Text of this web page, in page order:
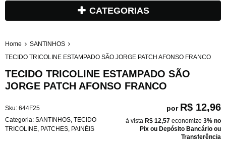
CATEGORIAS
Home
SANTINHOS
TECIDO TRICOLINE ESTAMPADO SÃO JORGE PATCH AFONSO FRANCO
TECIDO TRICOLINE ESTAMPADO SÃO
JORGE PATCH AFONSO FRANCO
Sku: 644F25
Categoria: SANTINHOS TECIDO
TRICOLINE PATCHES PAINÉIS
por R$ 12,96
à vista R$ 12,57 economize 3% no
Pix ou Depósito Bancário ou
Transferência